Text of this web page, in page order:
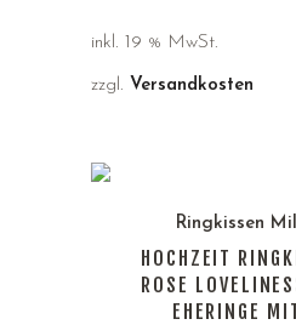
inkl. 19 % MwSt.
zzgl. Versandkosten
Ringkissen
HOCHZEIT
ROSE
EHERINGE